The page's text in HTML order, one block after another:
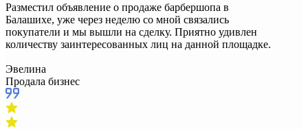
Разместил объявление о продаже барбершопа в
Балашихе, уже через неделю со мной связались
покупатели и мы вышли на сделку. Приятно удивлен
количеству заинтересованных лиц на данной площадке.
Эвелина
Продала бизнес